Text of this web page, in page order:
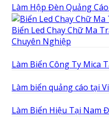
Làm Hộp Đèn Quảng
Biển Led Chạy Chữ Ma
Chuyên Nghiệp
Làm Biển Công Ty Mica
Làm biển quảng cáo tại
Làm Biển Hiệu Tại Nam